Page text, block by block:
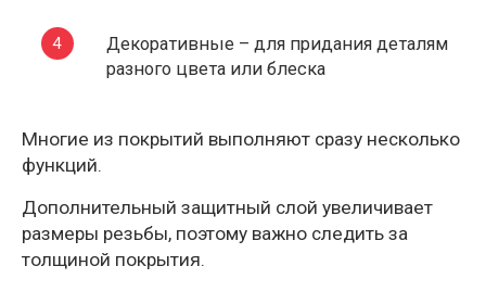
Декоративные – для придания деталям
разного цвета или блеска
Многие из покрытий выполняют сразу несколько
функций.
Дополнительный защитный слой увеличивает
размеры резьбы, поэтому важно следить за
толщиной покрытия.